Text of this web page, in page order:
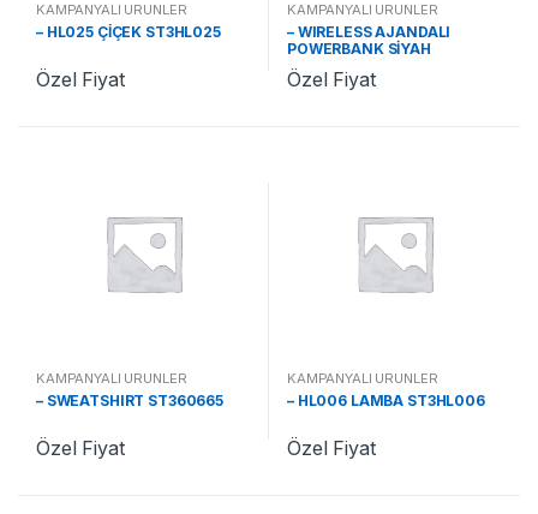
KAMPANYALI ÜRÜNLER
– HL025 ÇİÇEK ST3HL025
Özel Fiyat
KAMPANYALI ÜRÜNLER
– WIRELESS AJANDALI
POWERBANK SİYAH
ST321310
Özel Fiyat
KAMPANYALI ÜRÜNLER
– SWEATSHIRT ST360665
Özel Fiyat
KAMPANYALI ÜRÜNLER
– HL006 LAMBA ST3HL006
Özel Fiyat